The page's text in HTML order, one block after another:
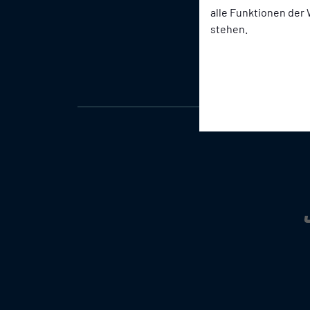
alle Funktionen der
stehen.
Altherren